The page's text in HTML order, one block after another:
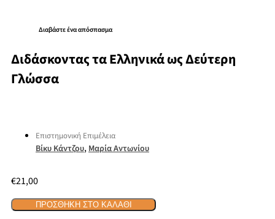
Διαβάστε ένα απόσπασμα
Διδάσκοντας τα Ελληνικά ως Δεύτερη
Γλώσσα
Επιστημονική Επιμέλεια
Βίκυ Κάντζου,Μαρία Αντωνίου
€21,00
ΠΡΟΣΘΉΚΗ ΣΤΟ ΚΑΛΆΘΙ